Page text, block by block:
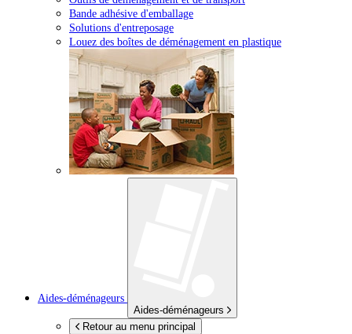
Bande adhésive d'emballage
Solutions d'entreposage
Louez des boîtes de déménagement en plastique
Aides-déménageurs
Aides-déménageurs
Retour au menu principal